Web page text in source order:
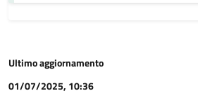
Ultimo aggiornamento
01/07/2025, 10:36